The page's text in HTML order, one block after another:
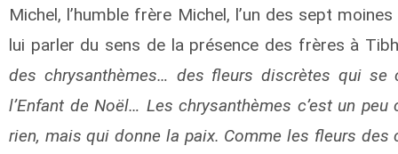
Michel, l’humble frère Michel, l’un des sept
lui parler du sens de la présence des frères à
des chrysanthèmes… des fleurs discrètes qui se
l’Enfant de Noël… Les chrysanthèmes c’est un
rien, mais qui donne la paix. Comme les fleurs